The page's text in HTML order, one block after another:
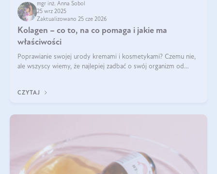
mgr inż. Anna Sobol
25 wrz 2025
Zaktualizowano 25 cze 2026
Kolagen – co to, na co pomaga i jakie ma
właściwości
Poprawianie swojej urody kremami i kosmetykami? Czemu nie,
ale wszyscy wiemy, że najlepiej zadbać o swój organizm od
wysokiej jakości suplem
CZYTAJ